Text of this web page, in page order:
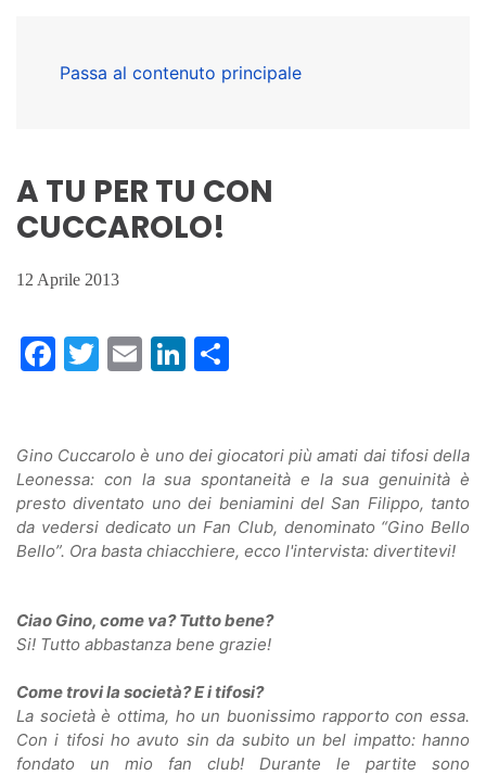
Passa al contenuto principale
A TU PER TU CON
CUCCAROLO!
12 Aprile 2013
Facebook
Twitter
EmailLinkedIn
Gino Cuccarolo è uno dei giocatori più amati dai tifosi della
Leonessa: con la sua spontaneità e la sua genuinità è
presto diventato uno dei beniamini del San Filippo, tanto
da vedersi dedicato un Fan Club, denominato “Gino Bello
Bello”. Ora basta chiacchiere, ecco l'intervista: divertitevi!
Ciao Gino, come va? Tutto bene?
Si! Tutto abbastanza bene grazie!
Come trovi la società? E i tifosi?
La società è ottima, ho un buonissimo rapporto con essa.
Con i tifosi ho avuto sin da subito un bel impatto: hanno
fondato un mio fan club! Durante le partite sono